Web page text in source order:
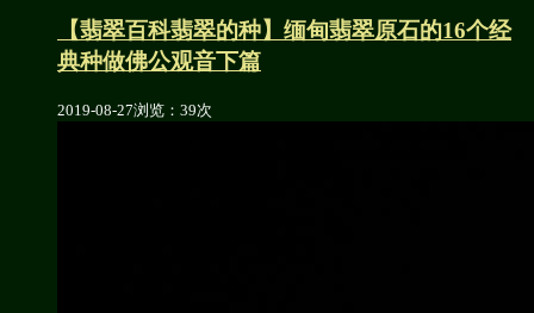
【翡翠百科翡翠的种】缅甸翡翠原石的16个经
典种做佛公观音下篇
2019-08-27浏览：39次